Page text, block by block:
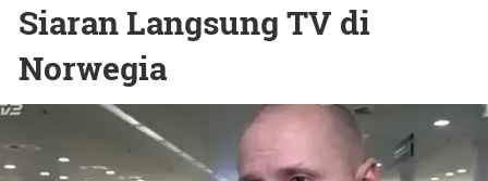
Siaran Langsung TV di
Norwegia